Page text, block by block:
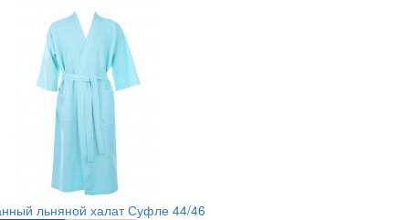
льняной халат Суфле 44/46